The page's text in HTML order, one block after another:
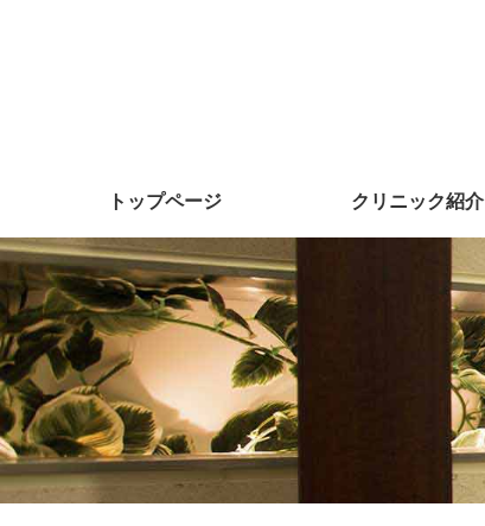
トップページ クリニック紹介